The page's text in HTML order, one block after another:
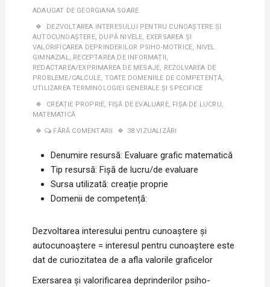
ADAUGAT DE GEORGIANA SOARE
DEZVOLTAREA INTERESULUI PENTRU CUNOAŞTERE ȘI
AUTOCUNOAŞTERE, DUPĂ NIVELE, EXERSAREA ȘI
VALORIFICAREA DEPRINDERILOR PSIHO-MOTRICE, NIVEL
GIMNAZIAL, RECEPTAREA DE INFORMAȚII,
REDACTAREA/EXPRIMAREA DE MESAJE, REZOLVAREA DE
PROBLEME/CALCULE, TOATE DOMENIILE DE COMPETENȚĂ,
UTILIZAREA TERMINOLOGIEI GENERALE ȘI SPECIFICE
CREAȚIE PROPRIE, FIȘĂ DE EVALUARE, FIȘA DE LUCRU,
MATEMATICĂ
FĂRĂ COMENTARII 38 VIZUALIZĂRI
Denumire resursă: Evaluare grafic matematică
Tip resursă: Fișă de lucru/de evaluare
Sursa utilizată: creație proprie
Domenii de competență:
Dezvoltarea interesului pentru cunoaștere și
autocunoaștere = interesul pentru cunoaștere este
dat de curiozitatea de a afla valorile graficelor
Exersarea și valorificarea deprinderilor psiho-